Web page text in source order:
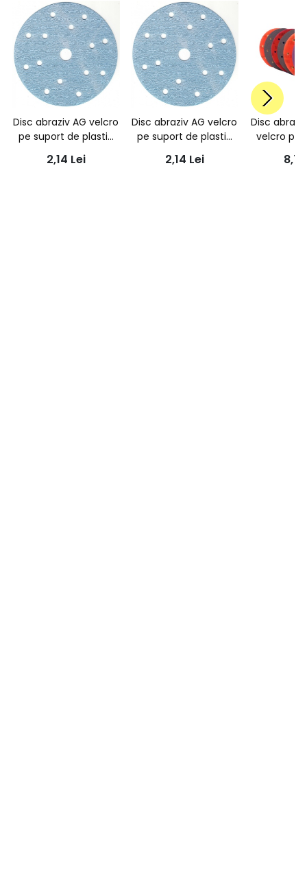
Disc abraziv AG velcro
pe suport de plastic
P120 albastru 15 gauri,
150mm
2,14 Lei
Disc abraziv AG velcro
pe suport de plastic
P180 albastru 15 gauri,
150mm
2,14 Lei
Disc
velcro pe
8,71